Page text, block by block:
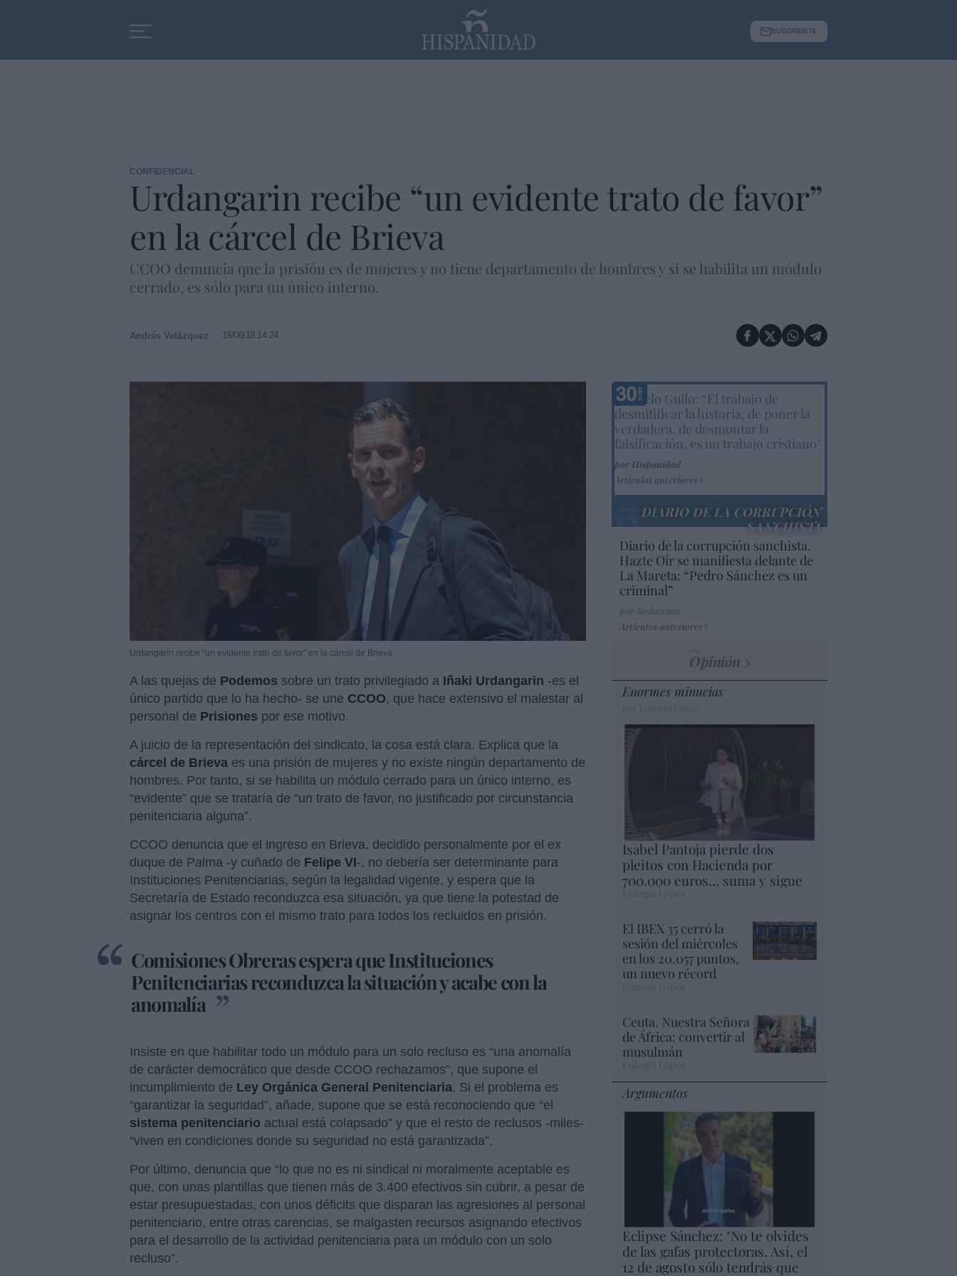
SUSCRÍBETE
CONFIDENCIAL
Urdangarin recibe “un evidente trato de favor”
en la cárcel de Brieva
CCOO denuncia que la prisión es de mujeres y no tiene departamento de hombres y si se habilita un módulo
cerrado, es sólo para un único interno.
Andrés Velázquez 19/06/18 14:24
Urdangarín recibe “un evidente trato de favor” en la cárcel de Brieva
A las quejas de Podemos sobre un trato privilegiado a Iñaki Urdangarin -es el
único partido que lo ha hecho- se une CCOO, que hace extensivo el malestar al
personal de Prisiones por ese motivo.
A juicio de la representación del sindicato, la cosa está clara. Explica que la
cárcel de Brieva es una prisión de mujeres y no existe ningún departamento de
hombres. Por tanto, si se habilita un módulo cerrado para un único interno, es
“evidente” que se trataría de “un trato de favor, no justificado por circunstancia
penitenciaria alguna”.
CCOO denuncia que el ingreso en Brieva, decidido personalmente por el ex
duque de Palma -y cuñado de Felipe VI-, no debería ser determinante para
Instituciones Penitenciarias, según la legalidad vigente, y espera que la
Secretaría de Estado reconduzca esa situación, ya que tiene la potestad de
asignar los centros con el mismo trato para todos los recluidos en prisión.
Comisiones Obreras espera que Instituciones
Penitenciarias reconduzca la situación y acabe con la
anomalía
Insiste en que habilitar todo un módulo para un solo recluso es “una anomalía
de carácter democrático que desde CCOO rechazamos”, que supone el
incumplimiento de Ley Orgánica General Penitenciaria. Si el problema es
“garantizar la seguridad”, añade, supone que se está reconociendo que “el
sistema penitenciario actual está colapsado” y que el resto de reclusos -miles-
“viven en condiciones donde su seguridad no está garantizada”.
Por último, denuncia que “lo que no es ni sindical ni moralmente aceptable es
que, con unas plantillas que tienen más de 3.400 efectivos sin cubrir, a pesar de
estar presupuestadas, con unos déficits que disparan las agresiones al personal
penitenciario, entre otras carencias, se malgasten recursos asignando efectivos
para el desarrollo de la actividad penitenciaria para un módulo con un solo
recluso”.
Marcelo Gullo: “El trabajo de
desmitificar la historia, de poner la
verdadera, de desmontar la
falsificación, es un trabajo cristiano"
por Hispanidad
Artículos anteriores
DIARIO DE LA CORRUPCIÓN
SANCHISTA
Diario de la corrupción sanchista.
Hazte Oír se manifiesta delante de
La Mareta: “Pedro Sánchez es un
criminal”
Artículos anteriores
Opinión
Enormes minucias
Isabel Pantoja pierde dos
pleitos con Hacienda por
700.000 euros... suma y sigue
El IBEX 35 cerró la
sesión del miércoles
en los 20.057 puntos,
un nuevo récord
Ceuta. Nuestra Señora
de África: convertir al
musulmán
Argumentos
Eclipse Sánchez: "No te olvides
de las gafas protectoras. Así, el
12 de agosto sólo tendrás que